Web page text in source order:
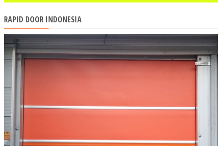
RAPID DOOR INDONESIA